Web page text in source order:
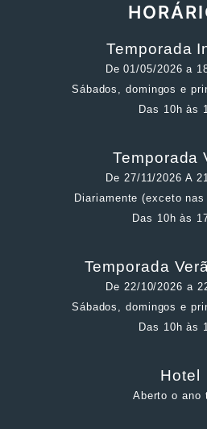
Temporada
De 01/05/2026 a
Sábados, domingos e
Das 10h às
Temporada
De 27/11/2026 A
Diariamente (exceto
Das 10h às
Temporada
De 22/10/2026 a
Sábados, domingos e
Das 10h às
Hotel
Aberto o ano